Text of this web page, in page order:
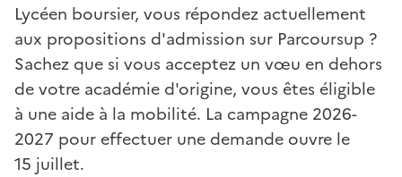
Lycéen boursier, vous répondez actuellement
aux propositions d'admission sur Parcoursup ?
Sachez que si vous acceptez un vœu en dehors
de votre académie d'origine, vous êtes éligible
à une aide à la mobilité. La campagne 2026-
2027 pour effectuer une demande ouvre le
15 juillet.